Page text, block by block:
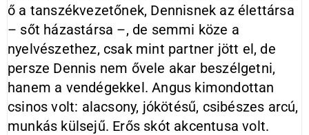
ő a tanszékvezetőnek, Dennisnek az élettársa
– sőt házastársa –, de semmi köze a
nyelvészethez, csak mint partner jött el, de
persze Dennis nem ővele akar beszélgetni,
hanem a vendégekkel. Angus kimondottan
csinos volt: alacsony, jókötésű, csibészes arcú,
munkás külsejű. Erős skót akcentusa volt.